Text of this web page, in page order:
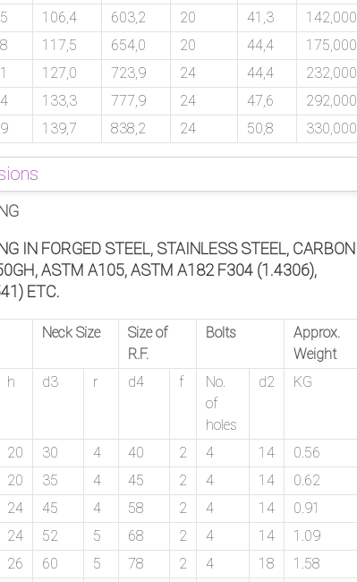
106,4 603,2 20 41,3
142,000
117,5 654,0 20 44,4
175,000
127,0 723,9 24 44,4
232,000
133,3 777,9 24 47,6
292,000
139,7 838,2 24 50,8 330,000
IN FORGED STEEL, STAINLESS STEEL, CARBON
ASTM A105, ASTM A182 F304 (1.4306),
ETC.
Neck Size
Size of
R.F.
Bolts
Approx.
Weight
h d3 r d4 f
No.
of
holes
d2 KG
20 30 4 40 2 4 14
0.56
20 35 4 45 2 4 14
0.62
24 45 4 58 2 4 14
0.91
24 52 5 68 2 4 14
1.09
26 60 5 78 2 4 18
1.58